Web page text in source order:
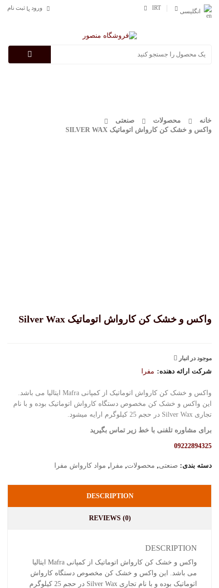
انگلیسی
IRT ورود یا ثبت نام
خانه محصولات
صنعتی
واکس و خشک کن کارواش اتوماتیک SILVER WAX
واکس و خشک کن کارواش اتوماتیک Silver Wax
موجود در انبار
شرکت ارائه دهنده: مفرا
واکس و خشک کن کارواش اتوماتیک از کمپانی Mafra ایتالیا می باشد.
این واکس و خشک کن مخصوص دستگاه کارواش اتوماتیک بوده و با نام
تجاری Silver Wax در حجم 25 کیلوگرم ارایه میشود.
برای مشاوره تلفنی با خط زیر تماس بگیرید
09222894325
دسته بندی: صنعتی, محصولات, مفرا , مواد کارواش مفرا
DESCRIPTION
REVIEWS (0)
DESCRIPTION
واکس و خشک کن کارواش اتوماتیک از کمپانی Mafra ایتالیا
می باشد. این واکس و خشک کن مخصوص دستگاه کارواش
اتوماتیک بوده و با نام تجاری Silver Wax در حجم 25 کیلوگرم